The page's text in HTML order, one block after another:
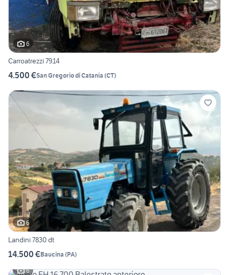
6
Carroatrezzi 79.14
4.500 €San Gregorio di Catania (CT)
6
Landini 7830 dt
14.500 €Baucina (PA)
6